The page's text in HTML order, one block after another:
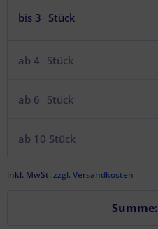
bis 3 Stück
ab 4 Stück
ab 6 Stück
ab 10 Stück
inkl. MwSt. zzgl. Versandkosten
Summe: